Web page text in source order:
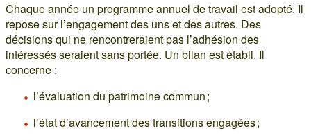
Chaque année un programme annuel de travail est adopté. Il
repose sur l’engagement des uns et des autres. Des
décisions qui ne rencontreraient pas l’adhésion des
intéressés seraient sans portée. Un bilan est établi. Il
concerne :
l’évaluation du patrimoine commun ;
l’état d’avancement des transitions engagées ;